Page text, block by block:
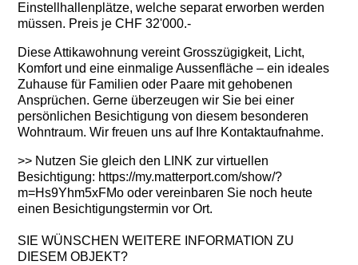
Einstellhallenplätze, welche separat erworben werden
müssen. Preis je CHF 32'000.-
Diese Attikawohnung vereint Grosszügigkeit, Licht,
Komfort und eine einmalige Aussenfläche – ein ideales
Zuhause für Familien oder Paare mit gehobenen
Ansprüchen. Gerne überzeugen wir Sie bei einer
persönlichen Besichtigung von diesem besonderen
Wohntraum. Wir freuen uns auf Ihre Kontaktaufnahme.
>> Nutzen Sie gleich den LINK zur virtuellen
Besichtigung: https://my.matterport.com/show/?
m=Hs9Yhm5xFMo oder vereinbaren Sie noch heute
einen Besichtigungstermin vor Ort.
SIE WÜNSCHEN WEITERE INFORMATION ZU
DIESEM OBJEKT?